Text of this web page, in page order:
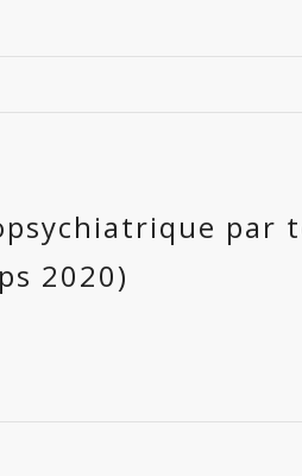
par
2020)